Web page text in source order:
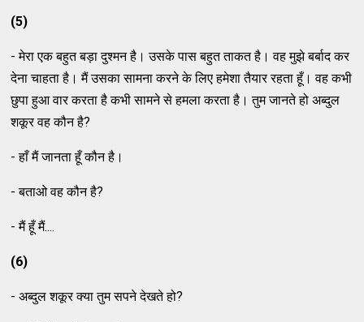
(5)
- मेरा एक बहुत बड़ा दुश्मन है। उसके पास बहुत ताकत है। वह मुझे बर्बाद कर
देना चाहता है। मैं उसका सामना करने के लिए हमेशा तैयार रहता हूँ। वह कभी
छुपा हुआ वार करता है कभी सामने से हमला करता है। तुम जानते हो अब्दुल
शकूर वह कौन है?
- हाँ मैं जानता हूँ कौन है।
- बताओ वह कौन है?
- मैं हूँ मैं....
(6)
- अब्दुल शकूर क्या तुम सपने देखते हो?